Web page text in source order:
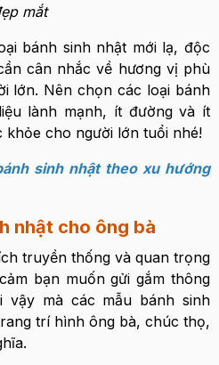
mắt
bánh sinh nhật mới lạ, độc
cân nhắc về hương vị phù
lớn. Nên chọn các loại bánh
lành mạnh, ít đường và ít
khỏe cho người lớn tuổi nhé!
sinh nhật theo xu hướng
nhật cho ông bà
truyền thống và quan trọng
bạn muốn gửi gắm thông
vậy mà các mẫu bánh sinh
trí hình ông bà, chúc thọ,